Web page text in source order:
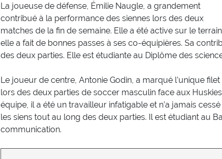
La joueuse de défense, Émilie Naugle, a grandement
contribué à la performance des siennes lors des deux
matches de la fin de semaine. Elle a été active sur le
elle a fait de bonnes passes à ses co-équipières. Sa
des deux parties. Elle est étudiante au Diplôme des
Le joueur de centre, Antonie Godin, a marqué l’unique
lors des deux parties de soccer masculin face aux
équipe, il a été un travailleur infatigable et n’a jamais
les siens tout au long des deux parties. Il est étudiant au
communication.